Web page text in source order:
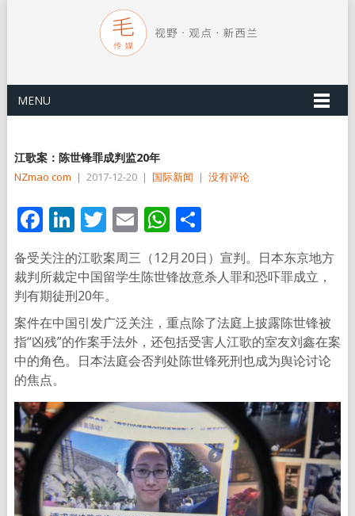
MENU
江歌案：陈世锋罪成判监20年
NZmao com | 2017-12-20 | 国际新闻 | 没有评论
Facebook
LinkedIn
Twitter
EmailWhatsApp
分
享
备受关注的江歌案周三（12月20日）宣判。日本东京地方
裁判所裁定中国留学生陈世锋故意杀人罪和恐吓罪成立，
判有期徒刑20年。
案件在中国引发广泛关注，重点除了法庭上披露陈世锋被
指“凶残”的作案手法外，还包括受害人江歌的室友刘鑫在案
中的角色。日本法庭会否判处陈世锋死刑也成为舆论讨论
的焦点。